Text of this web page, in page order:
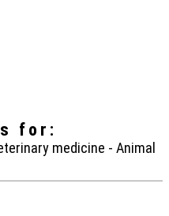
for:
medicine - Animal